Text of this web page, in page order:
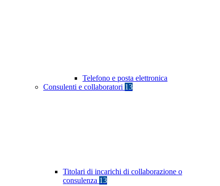
Telefono e posta elettronica
Consulenti e collaboratori 13
Titolari di incarichi di collaborazione o
consulenza 13